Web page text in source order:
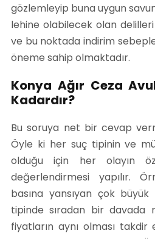
gözlemleyip buna uygun
lehine olabilecek olan
ve bu noktada indirim
öneme sahip olmaktadır.
Konya Ağır Ceza
Kadardır?
Bu soruya net bir cevap
Öyle ki her suç tipinin ve
olduğu için her olayın
değerlendirmesi yapılır.
basına yansıyan çok
tipinde sıradan bir davada
fiyatların aynı olması